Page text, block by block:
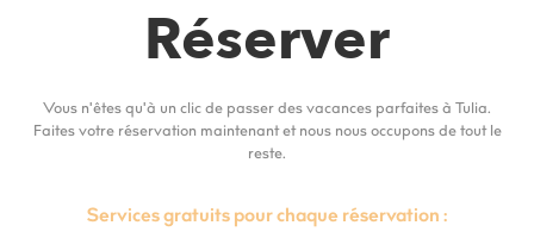
Réserver
Vous n'êtes qu'à un clic de passer des vacances parfaites à Tulia.
Faites votre réservation maintenant et nous nous occupons de tout le
reste.
Services gratuits pour chaque réservation :